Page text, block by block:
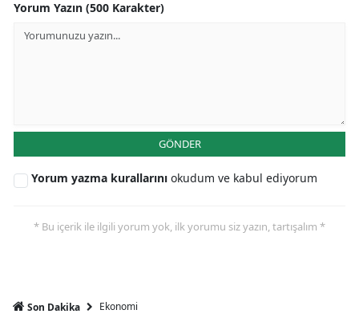
Yorum Yazın (500 Karakter)
GÖNDER
Yorum yazma kurallarını okudum ve kabul ediyorum
* Bu içerik ile ilgili yorum yok, ilk yorumu siz yazın, tartışalım *
Son Dakika Ekonomi